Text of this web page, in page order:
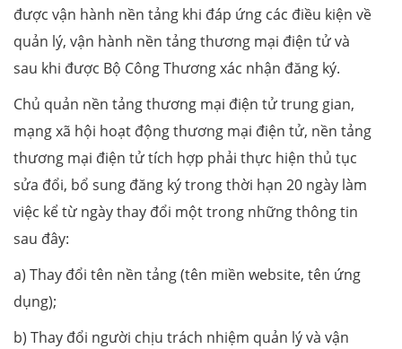
được vận hành nền tảng khi đáp ứng các điều kiện về
quản lý, vận hành nền tảng thương mại điện tử và
sau khi được Bộ Công Thương xác nhận đăng ký.
Chủ quản nền tảng thương mại điện tử trung gian,
mạng xã hội hoạt động thương mại điện tử, nền tảng
thương mại điện tử tích hợp phải thực hiện thủ tục
sửa đổi, bổ sung đăng ký trong thời hạn 20 ngày làm
việc kể từ ngày thay đổi một trong những thông tin
sau đây:
a) Thay đổi tên nền tảng (tên miền website, tên ứng
dụng);
b) Thay đổi người chịu trách nhiệm quản lý và vận